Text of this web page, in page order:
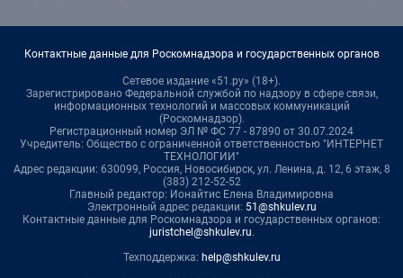
Контактные данные для Роскомнадзора и государственных органов
Сетевое издание «51.ру» (18+).
Зарегистрировано Федеральной службой по надзору в сфере связи,
информационных технологий и массовых коммуникаций
(Роскомнадзор).
Регистрационный номер ЭЛ № ФС 77 - 87890 от 30.07.2024
Учредитель: Общество с ограниченной ответственностью "ИНТЕРНЕТ
ТЕХНОЛОГИИ"
Адрес редакции: 630099, Россия, Новосибирск, ул. Ленина, д. 12, 6 этаж, 8
(383) 212-52-52
Главный редактор: Ионайтис Елена Владимировна
Электронный адрес редакции: 51@shkulev.ru
Контактные данные для Роскомнадзора и государственных органов:
juristchel@shkulev.ru.
Техподдержка: help@shkulev.ru